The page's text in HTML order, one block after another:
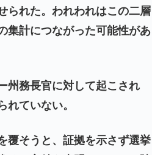
られた。われわれはこの二層
集計につながった可能性があ
州務長官に対して起こされ
ていない。
覆そうと、証拠を示さず選挙